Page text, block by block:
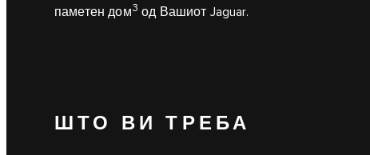
паметен дом3 од Вашиот Jaguar.
ШТО ВИ ТРЕБА